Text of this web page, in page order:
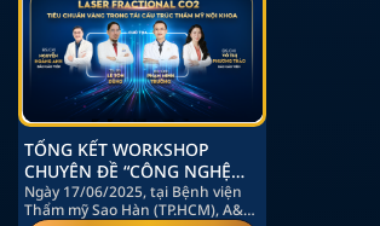
TỔNG KẾT WORKSHOP
CHUYÊN ĐỀ “CÔNG NGHỆ
LASER FRACTIONAL CO2 –
TIÊU CHUẨN VÀNG TRONG
Ngày 17/06/2025, tại Bệnh viện
Thẩm mỹ Sao Hàn (TP.HCM), A&T